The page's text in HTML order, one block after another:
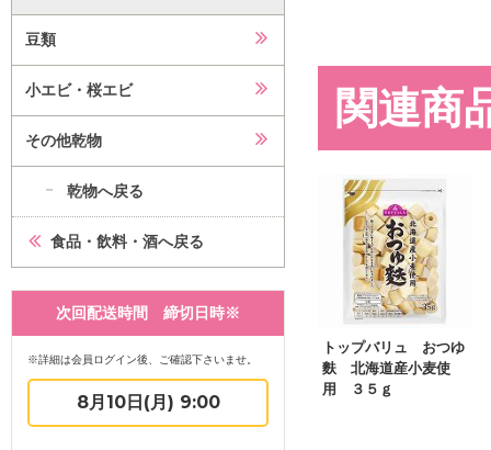
豆類
小エビ・桜エビ
その他乾物
乾物へ戻る
食品・飲料・酒へ戻る
次回配送時間 締切日時※
※詳細は会員ログイン後、ご確認下さいませ。
8月10日(月) 9:00
関連商
トップバリュ おつゆ
麩 北海道産小麦使
用 ３５ｇ